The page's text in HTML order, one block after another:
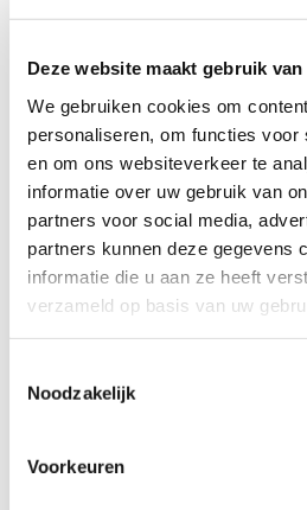
Deze website maakt gebruik
We gebruiken cookies om
personaliseren, om functies voor
en om ons websiteverkeer te
informatie over uw gebruik van
partners voor social media,
partners kunnen deze gegevens
informatie die u aan ze heeft
verzameld op basis van uw
Noodzakelijk
Voorkeuren
Pavo
Pleun
Gezond
Welke rol
Wil je dat jouw paard in
helpen makkerlijker aan te